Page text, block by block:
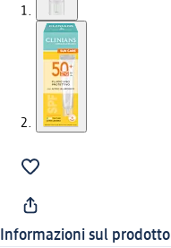
Informazioni sul prodotto